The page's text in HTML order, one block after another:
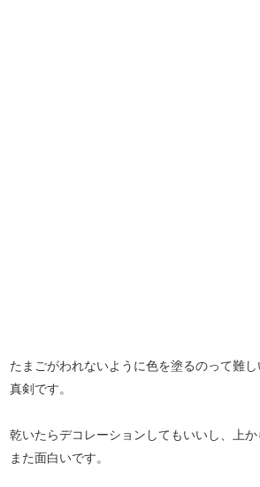
たまごがわれないように色を塗るのって難し
真剣です。
乾いたらデコレーションしてもいいし、上
また面白いです。